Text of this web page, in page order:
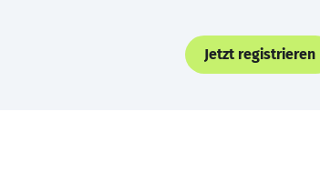
Jetzt registrieren